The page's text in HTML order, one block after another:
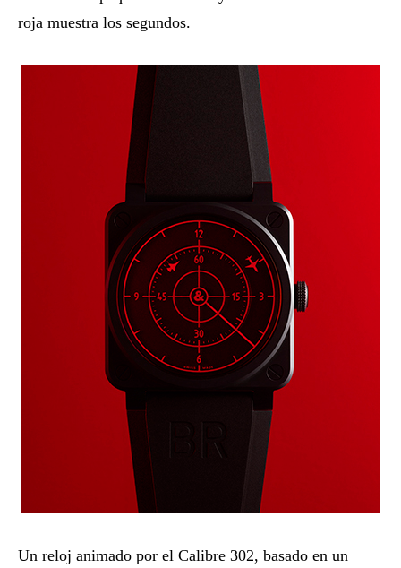
roja muestra los segundos.
Un reloj animado por el Calibre 302, basado en un